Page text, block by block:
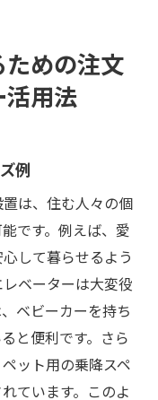
めの注文
用法
例
は、住む人々の個
です。例えば、愛
して暮らせるよう
ベーターは大変役
ベビーカーを持ち
と便利です。さら
ット用の乗降スペ
ています。このよ